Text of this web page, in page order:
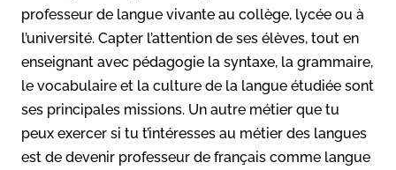
professeur de langue vivante au collège, lycée ou à
l’université. Capter l’attention de ses élèves, tout en
enseignant avec pédagogie la syntaxe, la grammaire,
le vocabulaire et la culture de la langue étudiée sont
ses principales missions. Un autre métier que tu
peux exercer si tu t’intéresses au métier des langues
est de devenir professeur de français comme langue